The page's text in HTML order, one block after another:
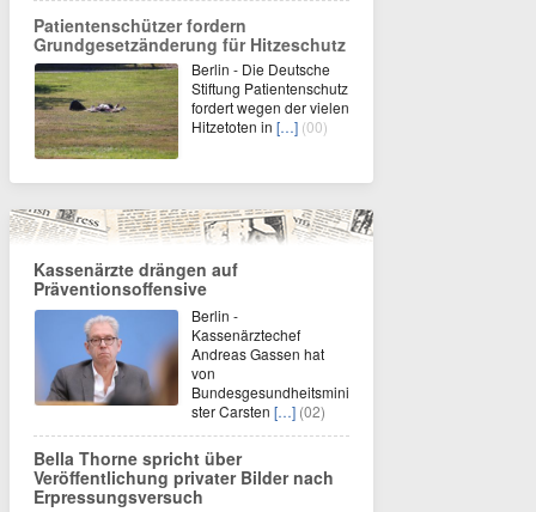
Patientenschützer fordern
Grundgesetzänderung für Hitzeschutz
Berlin - Die Deutsche
Stiftung Patientenschutz
fordert wegen der vielen
Hitzetoten in […] (00)
Kassenärzte drängen auf
Präventionsoffensive
Berlin -
Kassenärztechef
Andreas Gassen hat
von
Bundesgesundheitsmini
ster Carsten […] (02)
Bella Thorne spricht über
Veröffentlichung privater Bilder nach
Erpressungsversuch